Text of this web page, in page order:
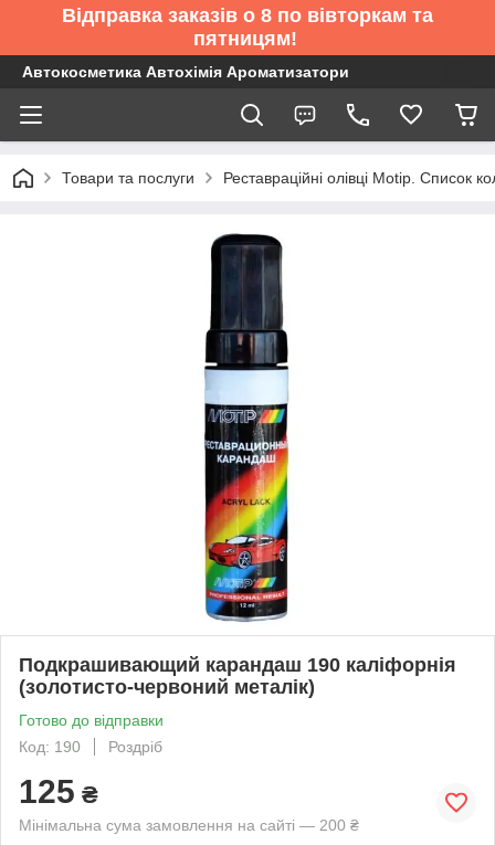
Відправка заказів о 8 по вівторкам та
пятницям!
Автокосметика Автохімія Ароматизатори
Товари та послуги Реставраційні олівці Motip. Список
Подкрашивающий карандаш 190 каліфорнія
(золотисто-червоний металік)
Готово до відправки
Код: 190
Роздріб
125 ₴
Мінімальна сума замовлення на сайті — 200 ₴